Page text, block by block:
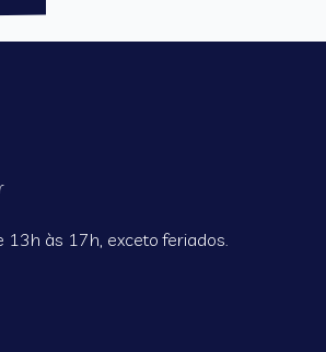
13h às 17h, exceto feriados.